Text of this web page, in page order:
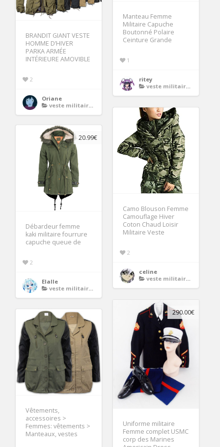
Manteau Femme
Militaire Capuche
Boutonné Polaire
Ceinture Grande
1
ritey
veste militaire femme
BRANDIT GIANT VESTE
HOMME D’HIVER
PARKA ARMÉE
INTÉRIEURE AMOVIBLE
2
Oriane
veste militaire femme
Camo Blouson Femme
Camouflage Hiver
Coton Chaud Loisir
Militaire Veste
2
celine
veste militaire femme
20.99€
Débardeur femme
kaki militaire fourrure
capuche queue de
2
Elalle
veste militaire femme
290.00€
Uniforme militaire
Femme complet USMC
corp des Marines
Vêtements,
accessoires >
Femmes: vêtements >
Manteaux, vestes